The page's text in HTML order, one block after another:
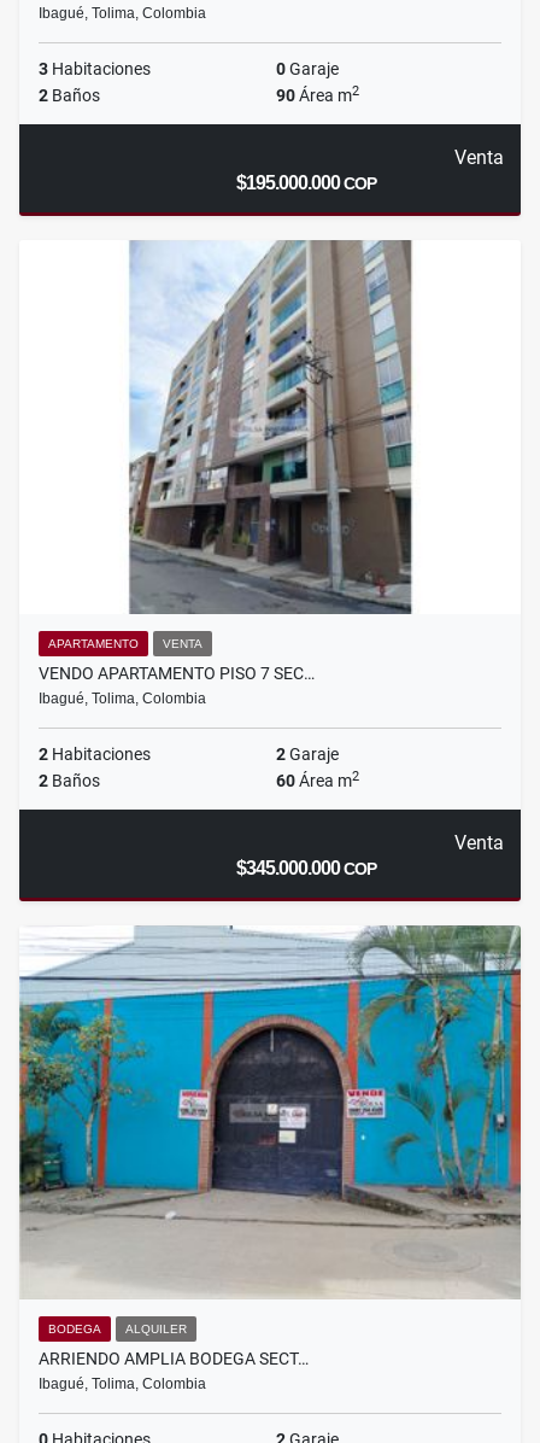
Ibagué, Tolima, Colombia
3 Habitaciones 0Garaje
2 Baños 90Área m2
Venta
$195.000.000COP
APARTAMENTO VENTA
VENDO APARTAMENTO PISO 7 SEC…
Ibagué, Tolima, Colombia
2 Habitaciones 2Garaje
2 Baños 60Área m2
Venta
$345.000.000COP
BODEGA ALQUILER
ARRIENDO AMPLIA BODEGA SECT…
Ibagué, Tolima, Colombia